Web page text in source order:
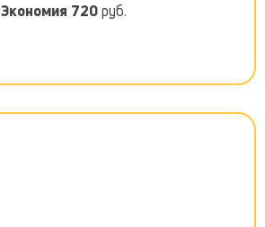
Экономия 720руб.